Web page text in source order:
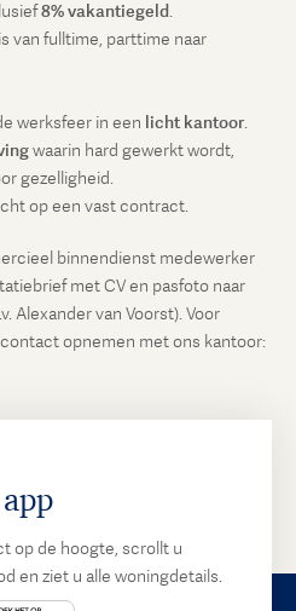
8% vakantiegeld
van fulltime, parttime naar
werksfeer in een licht kantoor
waarin hard gewerkt wordt,
gezelligheid.
op een vast contract.
binnendienst medewerker
met CV en pasfoto naar
Alexander van Voorst). Voor
opnemen met ons kantoor:
op de hoogte, scrollt u
en ziet u alle woningdetails.